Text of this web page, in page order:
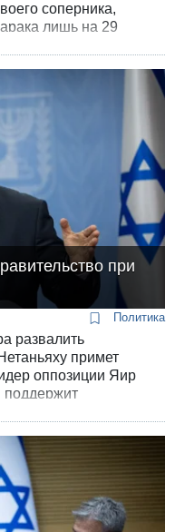
соперника,
лишь на 29
при
Политика
развалить
примет
оппозиции Яир
поддержит
в
их